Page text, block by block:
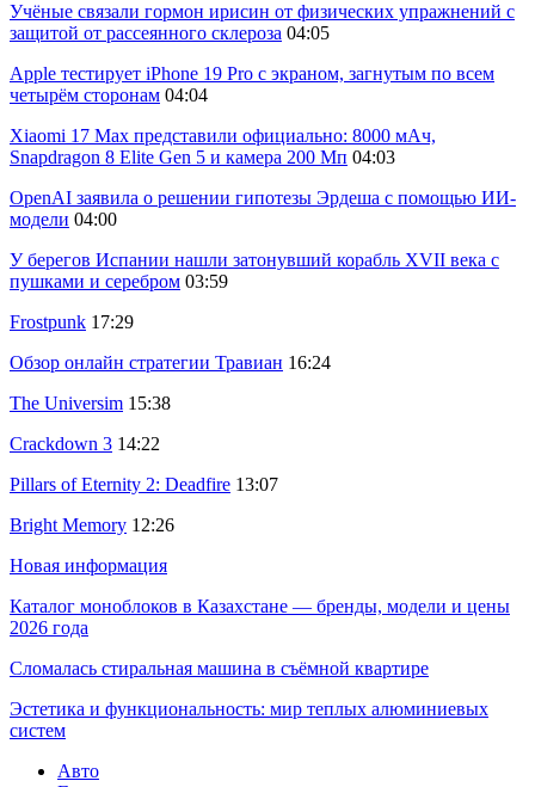
Учёные связали гормон ирисин от физических упражнений с
защитой от рассеянного склероза 04:05
Apple тестирует iPhone 19 Pro с экраном, загнутым по всем
четырём сторонам 04:04
Xiaomi 17 Max представили официально: 8000 мАч,
Snapdragon 8 Elite Gen 5 и камера 200 Мп 04:03
OpenAI заявила о решении гипотезы Эрдеша с помощью ИИ-
модели 04:00
У берегов Испании нашли затонувший корабль XVII века с
пушками и серебром 03:59
Frostpunk 17:29
Обзор онлайн стратегии Травиан 16:24
The Universim 15:38
Crackdown 3 14:22
Pillars of Eternity 2: Deadfire 13:07
Bright Memory 12:26
Новая информация
Каталог моноблоков в Казахстане — бренды, модели и цены
2026 года
Сломалась стиральная машина в съёмной квартире
Эстетика и функциональность: мир теплых алюминиевых
систем
Авто